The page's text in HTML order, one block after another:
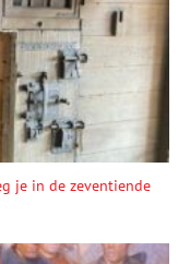
je in de zeventiende